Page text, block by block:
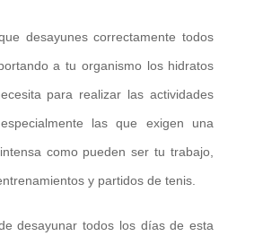
desayunes correctamente todos
a tu organismo los hidratos
para realizar las actividades
las que exigen una
como pueden ser tu trabajo,
y partidos de tenis.
desayunar todos los días de esta